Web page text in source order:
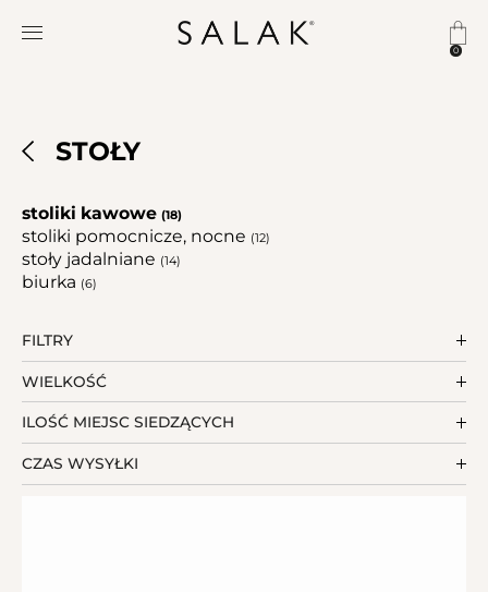
0
STOŁY
stoliki kawowe (18)
stoliki pomocnicze, nocne (12)
stoły jadalniane (14)
biurka (6)
FILTRY
WIELKOŚĆ
ILOŚĆ MIEJSC SIEDZĄCYCH
CZAS WYSYŁKI